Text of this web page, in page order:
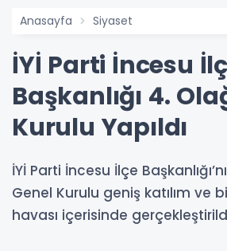
Anasayfa Siyaset
İYİ Parti İncesu
Başkanlığı 4.
Kurulu Yapıldı
İYİ Parti İncesu İlçe
Genel Kurulu geniş katılım ve
havası içerisinde